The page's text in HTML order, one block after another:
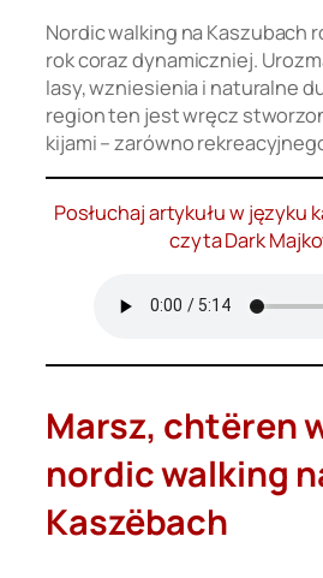
Nordic walking na Kaszubach
rok coraz dynamiczniej.
lasy, wzniesienia i naturalne
region ten jest wręcz
kijami – zarówno
Posłuchaj artykułu w języku
czyta Dark
Marsz, chtëren
nordic walking
Kaszëbach